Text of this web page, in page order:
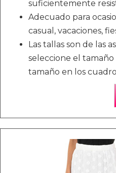
suficientemente
Adecuado para
casual, vacaciones,
Las tallas son de las
seleccione el
tamaño en los